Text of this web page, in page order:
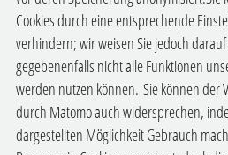
Cookies durch eine entsprechende
verhindern; wir weisen Sie jedoch
gegebenenfalls nicht alle Funktionen
werden nutzen können. Sie können der
durch Matomo auch widersprechen,
dargestellten Möglichkeit Gebrauch